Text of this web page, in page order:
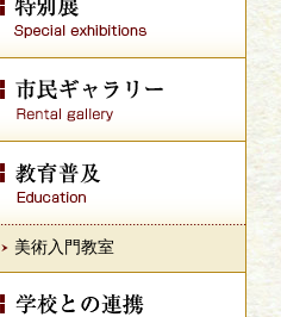
美術入門教室